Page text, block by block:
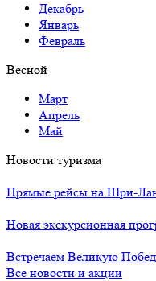
Декабрь
Январь
Февраль
Весной
Март
Апрель
Май
Новости туризма
Прямые рейсы на Шри-
Новая экскурсионная
Встречаем Великую
Все новости и акции